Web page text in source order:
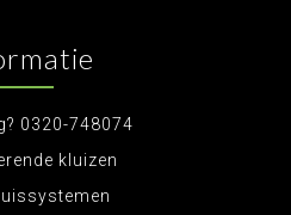
0320-748074
kluizen